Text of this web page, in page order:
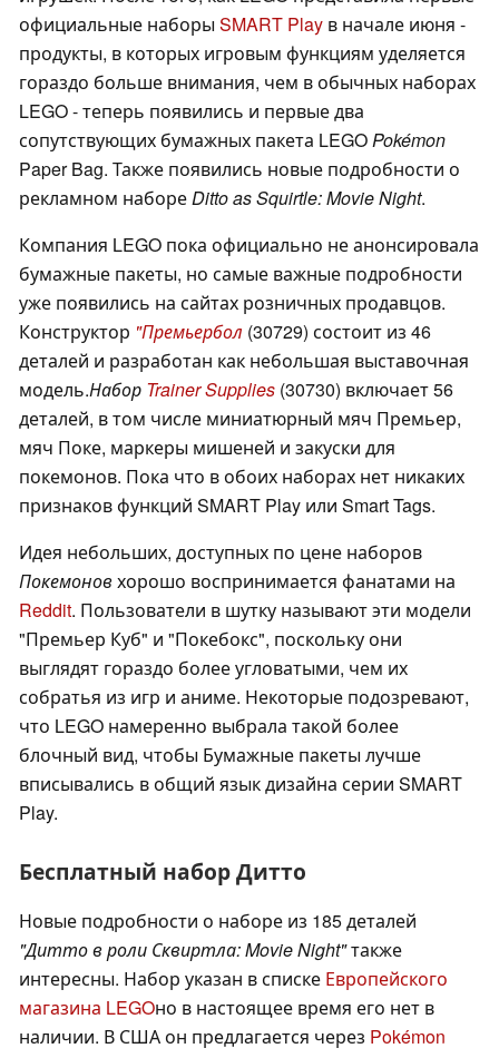
официальные наборы SMART Play в начале июня -
продукты, в которых игровым функциям уделяется
гораздо больше внимания, чем в обычных наборах
LEGO - теперь появились и первые два
сопутствующих бумажных пакета LEGOPokémon
Paper Bag. Также появились новые подробности о
рекламном набореDitto as Squirtle: Movie Night.
Компания LEGO пока официально не анонсировала
бумажные пакеты, но самые важные подробности
уже появились на сайтах розничных продавцов.
Конструктор "Премьербол (30729) состоит из 46
деталей и разработан как небольшая выставочная
модель.Набор Trainer Supplies (30730) включает 56
деталей, в том числе миниатюрный мяч Премьер,
мяч Поке, маркеры мишеней и закуски для
покемонов. Пока что в обоих наборах нет никаких
признаков функций SMART Play или Smart Tags.
Идея небольших, доступных по цене наборов
Покемоновхорошо воспринимается фанатами на
Reddit. Пользователи в шутку называют эти модели
"Премьер Куб" и "Покебокс", поскольку они
выглядят гораздо более угловатыми, чем их
собратья из игр и аниме. Некоторые подозревают,
что LEGO намеренно выбрала такой более
блочный вид, чтобы Бумажные пакеты лучше
вписывались в общий язык дизайна серии SMART
Play.
Бесплатный набор Дитто
Новые подробности о наборе из 185 деталей
"Дитто в роли Сквиртла: Movie Night"также
интересны. Набор указан в списке Европейского
магазина LEGOно в настоящее время его нет в
наличии. В США он предлагается через Pokémon